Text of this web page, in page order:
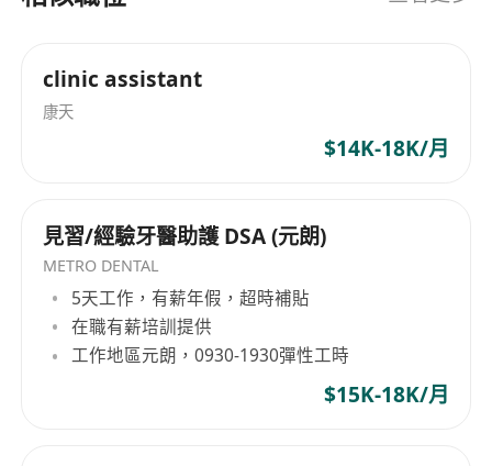
clinic assistant
康天
$14K-18K/月
見習/經驗牙醫助護 DSA (元朗)
METRO DENTAL
5天工作，有薪年假，超時補貼
在職有薪培訓提供
工作地區元朗，0930-1930彈性工時
$15K-18K/月